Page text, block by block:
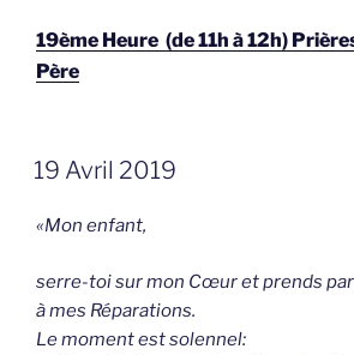
19ème Heure (de 11h à 12h)
Père
GEPLAATST
OP
19 Avril 2019
«Mon enfant,
serre-toi sur mon Cœur etprends
à mes Réparations.
Le moment est solennel: